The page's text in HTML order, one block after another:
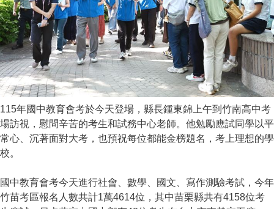
115年國中教育會考於今天登場，縣長鍾東錦上午到竹南高中考
場訪視，慰問辛苦的考生和試務中心老師。他勉勵應試同學以平
常心、沉著面對大考，也預祝每位都能金榜題名，考上理想的學
校。
國中教育會考今天進行社會、數學、國文、寫作測驗考試，今年
竹苗考區報名人數共計1萬4614位，其中苗栗縣共有4158位考